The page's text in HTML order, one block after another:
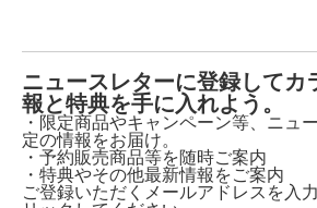
ニュースレターに登録してカ
報と特典を手に入れよう。
・限定商品やキャンペーン等、ニュ
定の情報をお届け。
・予約販売商品等を随時ご案内
・特典やその他最新情報をご案内
ご登録いただくメールアドレスを入